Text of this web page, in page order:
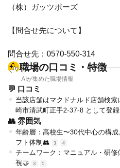
（株）ガッツポーズ
【問合せ先について】
問合せ先：0570-550-314
職場の口コミ・特徴
AIが集めた職場情報
💬 口コミ
当該店舗はマクドナルド店舗検
崎市清武町正手2-37-8 として登
👥 雰囲気
年齢層：高校生〜30代中心の構
フト体制👥
3 4
チームワーク：マニュアル・研
視🤝
3 5